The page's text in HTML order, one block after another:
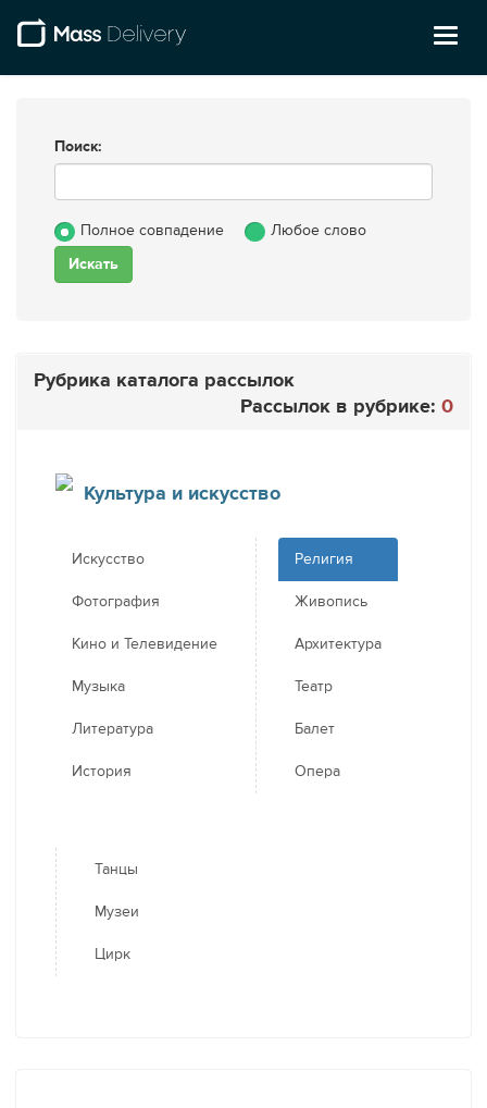
Поиск:
Полное совпадение Любое слово
Рубрика каталога рассылок
Рассылок в рубрике: 0
Культура и искусство
Искусство
Фотография
Кино и Телевидение
Музыка
Литература
История
Религия
Живопись
Архитектура
Театр
Балет
Опера
Танцы
Музеи
Цирк